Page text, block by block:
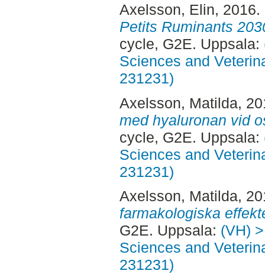
Axelsson, Elin, 2016.
Petits Ruminants
cycle, G2E. Uppsala:
Sciences and
231231)
Axelsson, Matilda,
med hyaluronan vid
cycle, G2E. Uppsala:
Sciences and
231231)
Axelsson, Matilda,
farmakologiska
G2E. Uppsala: (VH)
Sciences and
231231)